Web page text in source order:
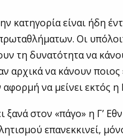
κατηγορία είναι ήδη
Οι
τη δυνατότητα να
αρχικά να κάνουν
να μείνει εκτός η
στον «πάγο» η Γ’
επανεκκινεί,